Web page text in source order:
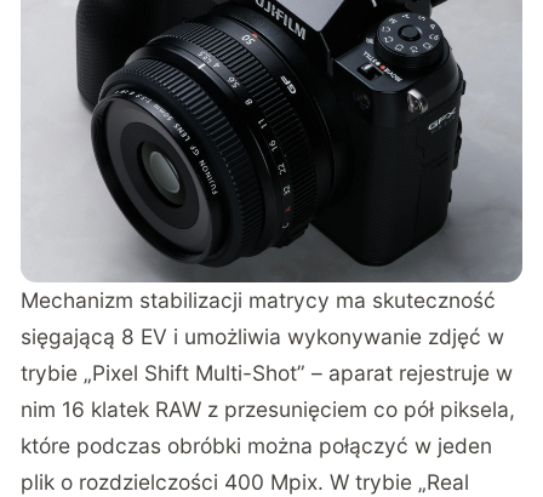
Mechanizm stabilizacji matrycy ma skuteczność
sięgającą 8 EV i umożliwia wykonywanie zdjęć w
trybie „Pixel Shift Multi-Shot” – aparat rejestruje w
nim 16 klatek RAW z przesunięciem co pół piksela,
które podczas obróbki można połączyć w jeden
plik o rozdzielczości 400 Mpix. W trybie „Real